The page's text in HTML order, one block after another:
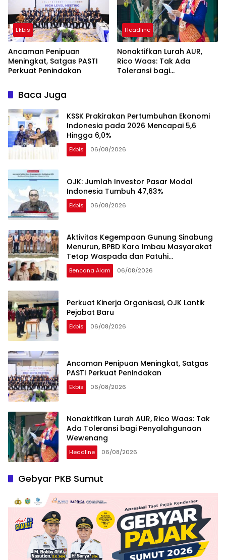
Ekbis
Ancaman Penipuan
Meningkat, Satgas PASTI
Perkuat Penindakan
Headline
Nonaktifkan Lurah AUR,
Rico Waas: Tak Ada
Toleransi bagi
Baca Juga
KSSK Prakirakan Pertumbuhan Ekonomi
Indonesia pada 2026 Mencapai 5,6
Hingga 6,0%
Ekbis 06/08/2026
OJK: Jumlah Investor Pasar Modal
Indonesia Tumbuh 47,63%
Ekbis 06/08/2026
Aktivitas Kegempaan Gunung Sinabung
Menurun, BPBD Karo Imbau Masyarakat
Tetap Waspada dan Patuhi
Rekomendasi
Bencana Alam 06/08/2026
Perkuat Kinerja Organisasi, OJK Lantik
Pejabat Baru
Ekbis 06/08/2026
Ancaman Penipuan Meningkat, Satgas
PASTI Perkuat Penindakan
Ekbis 06/08/2026
Nonaktifkan Lurah AUR, Rico Waas: Tak
Ada Toleransi bagi Penyalahgunaan
Wewenang
Headline 06/08/2026
Gebyar PKB Sumut